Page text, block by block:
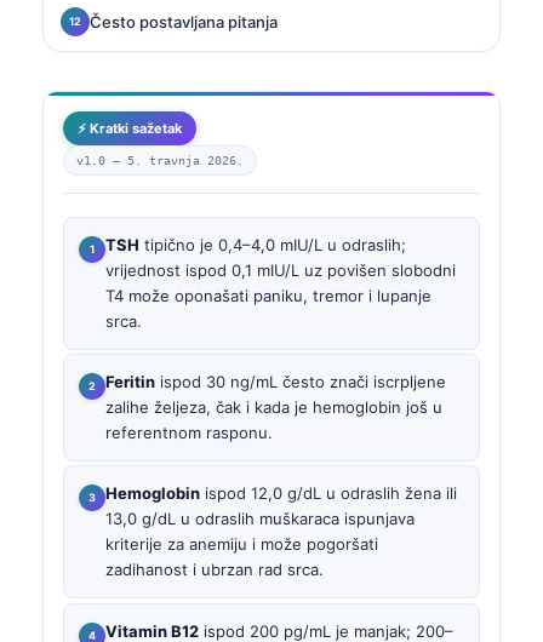
Često postavljana pitanja
⚡ Kratki sažetak
v1.0 — 5. travnja 2026.
TSH tipično je 0,4–4,0 mIU/L u odraslih;
vrijednost ispod 0,1 mIU/L uz povišen slobodni
T4 može oponašati paniku, tremor i lupanje
srca.
Feritin ispod 30 ng/mL često znači iscrpljene
zalihe željeza, čak i kada je hemoglobin još u
referentnom rasponu.
Hemoglobin ispod 12,0 g/dL u odraslih žena ili
13,0 g/dL u odraslih muškaraca ispunjava
kriterije za anemiju i može pogoršati
zadihanost i ubrzan rad srca.
Vitamin B12 ispod 200 pg/mL je manjak; 200–